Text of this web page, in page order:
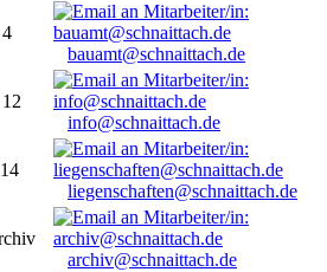
bauamt@schnaittach.de
info@schnaittach.de
liegenschaften@schnaittach.de
archiv@schnaittach.de